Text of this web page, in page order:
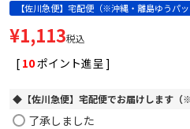
【佐川急便】宅配便（※沖縄・離島ゆうパッ
¥1,113税込
[ 10ポイント進呈 ]
◆【佐川急便】宅配便でお届けします（
了承しました